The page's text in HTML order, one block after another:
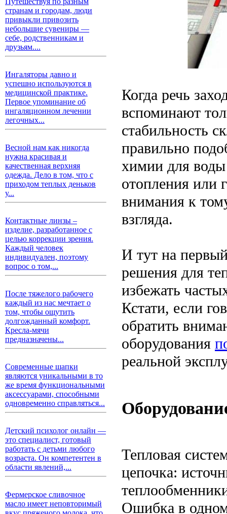
странам и городам, люди
привыкли привозить
небольшие сувениры —
себе, родственникам и
друзьям....
Ингаляторы давно и
успешно используются в
медицинской практике.
Первое упоминание об
ингаляционном лечении
легочных...
Весной нам как никогда
нужна красивая и
качественная верхняя
одежда. Дело в том, что с
приходом теплых деньков
у...
Контактные линзы –
изделие, разработанное с
целью коррекции зрения.
Каждый человек
индивидуален, поэтому
вопрос о том,...
После тяжелого рабочего
каждый из нас мечтает о
том, чтобы ощутить
долгожданный комфорт.
Кресла-мячи
предназначены...
Современные шапки
являются уникальными в то
же время функциональными
аксессуарами, способными
одновременно справляться...
Детский психолог онлайн —
это специалист, готовый
работать с детьми любого
возраста. Он компетентен в
области явлений,...
Фермерское сливочное
масло имеет неповторимый
Когда речь
вспоминают
стабильность
правильно
химии для
отопления или
внимания к
взгляда.
И тут на
решения для
избежать
Кстати, если
обратить
оборудования
реальной
Тепловая
цепочка:
Ошибка в